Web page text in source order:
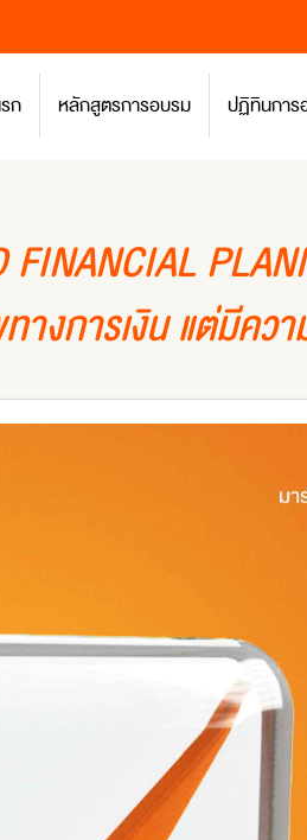
ก หลักสูตรการอบรม ปฏิทินการ
FINANCIAL
งการเงิน แต่มีคว